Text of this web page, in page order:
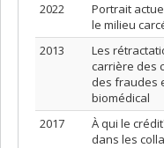
2022
Portrait
le milieu
2013
Les
carrière des
des fraudes
biomédical
2017
À qui le
dans les